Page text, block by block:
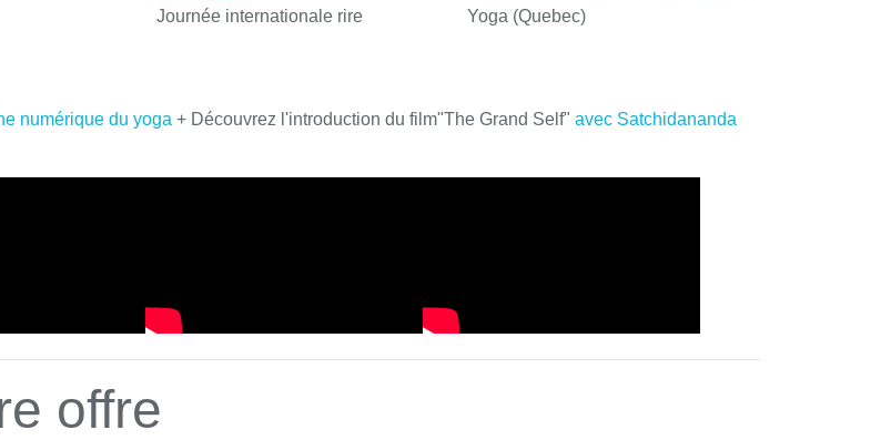
Journée internationale rire
Yoga (Quebec)
numérique du yoga + Découvrez l'introduction du film"The Grand Self" avec Satchidananda
offre